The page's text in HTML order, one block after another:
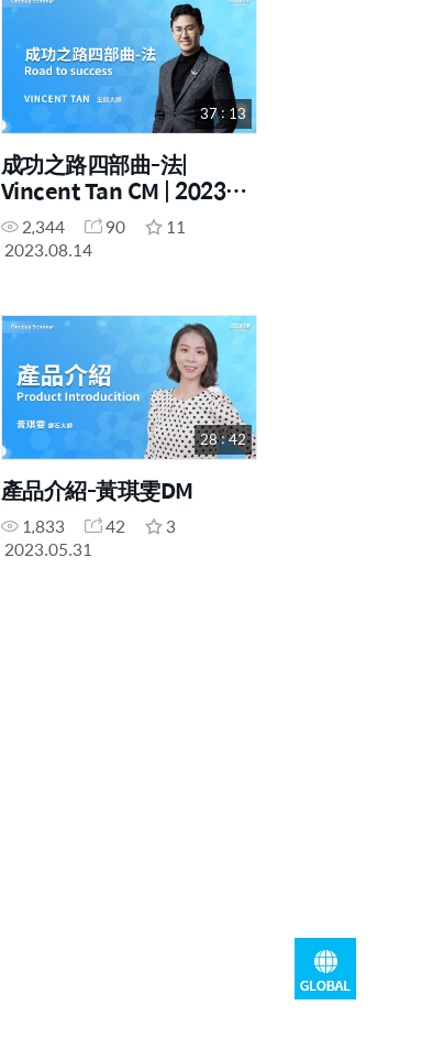
37 : 13
成功之路四部曲-法|
Vincent Tan CM | 2023年
7月17號 一日研討會
2,344 90
11
2023.08.14
28 : 42
產品介紹-黃琪雯DM
1,833 42
3
2023.05.31